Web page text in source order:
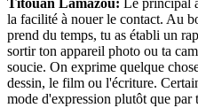
Titouan Lamazou: Le principal
la facilité à nouer le contact. Au
prend du temps, tu as établi un
sortir ton appareil photo ou ta
soucie. On exprime quelque
dessin, le film ou l'écriture.
mode d'expression plutôt que par